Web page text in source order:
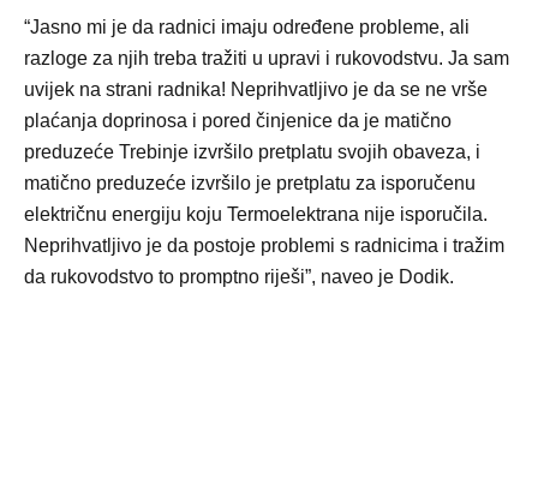
“Jasno mi je da radnici imaju određene probleme, ali
razloge za njih treba tražiti u upravi i rukovodstvu. Ja sam
uvijek na strani radnika! Neprihvatljivo je da se ne vrše
plaćanja doprinosa i pored činjenice da je matično
preduzeće Trebinje izvršilo pretplatu svojih obaveza, i
matično preduzeće izvršilo je pretplatu za isporučenu
električnu energiju koju Termoelektrana nije isporučila.
Neprihvatljivo je da postoje problemi s radnicima i tražim
da rukovodstvo to promptno riješi”, naveo je Dodik.